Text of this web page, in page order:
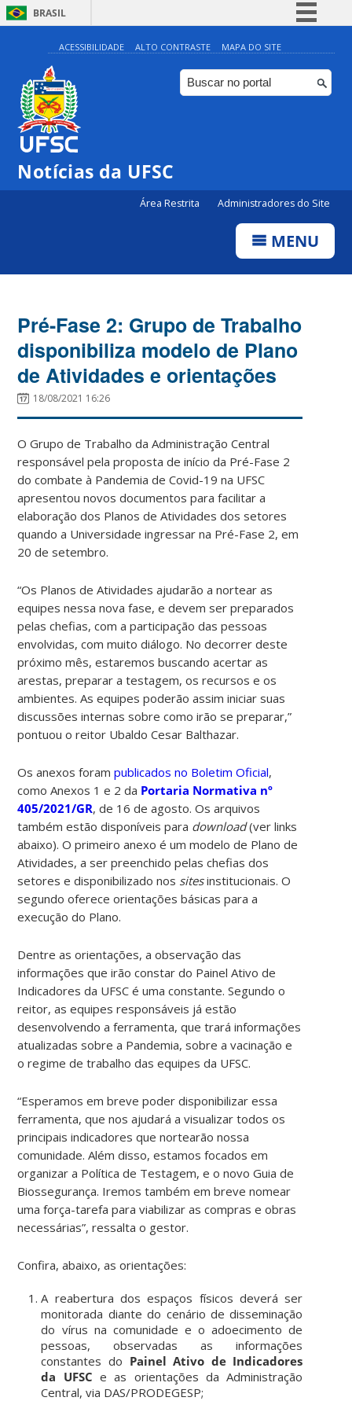
BRASIL
Simplifique!
Comunica BR
Participe
ACESSIBILIDADE ALTO CONTRASTE MAPA DO SITE
Notícias da UFSC
Área Restrita Administradores do Site
MENU
Pré-Fase 2: Grupo de Trabalho
disponibiliza modelo de Plano
de Atividades e orientações
18/08/2021 16:26
O Grupo de Trabalho da Administração Central
responsável pela proposta de início da Pré-Fase 2
do combate à Pandemia de Covid-19 na UFSC
apresentou novos documentos para facilitar a
elaboração dos Planos de Atividades dos setores
quando a Universidade ingressar na Pré-Fase 2, em
20 de setembro.
“Os Planos de Atividades ajudarão a nortear as
equipes nessa nova fase, e devem ser preparados
pelas chefias, com a participação das pessoas
envolvidas, com muito diálogo. No decorrer deste
próximo mês, estaremos buscando acertar as
arestas, preparar a testagem, os recursos e os
ambientes. As equipes poderão assim iniciar suas
discussões internas sobre como irão se preparar,”
pontuou o reitor Ubaldo Cesar Balthazar.
Os anexos forampublicados no Boletim Oficial,
como Anexos 1 e 2 da Portaria Normativa nº
405/2021/GR, de 16 de agosto. Os arquivos
também estão disponíveis para download(ver links
abaixo). O primeiro anexo é um modelo de Plano de
Atividades, a ser preenchido pelas chefias dos
setores e disponibilizado nos sitesinstitucionais. O
segundo oferece orientações básicas para a
execução do Plano.
Dentre as orientações, a observação das
informações que irão constar do Painel Ativo de
Indicadores da UFSC é uma constante. Segundo o
reitor, as equipes responsáveis já estão
desenvolvendo a ferramenta, que trará informações
atualizadas sobre a Pandemia, sobre a vacinação e
o regime de trabalho das equipes da UFSC.
“Esperamos em breve poder disponibilizar essa
ferramenta, que nos ajudará a visualizar todos os
principais indicadores que nortearão nossa
comunidade. Além disso, estamos focados em
organizar a Política de Testagem, e o novo Guia de
Biossegurança. Iremos também em breve nomear
uma força-tarefa para viabilizar as compras e obras
necessárias”, ressalta o gestor.
Confira, abaixo, as orientações:
A reabertura dos espaços físicos deverá ser
monitorada diante do cenário de disseminação
do vírus na comunidade e o adoecimento de
pessoas, observadas as informações
constantes do Painel Ativo de Indicadores
da UFSC e as orientações da Administração
Central, via DAS/PRODEGESP;